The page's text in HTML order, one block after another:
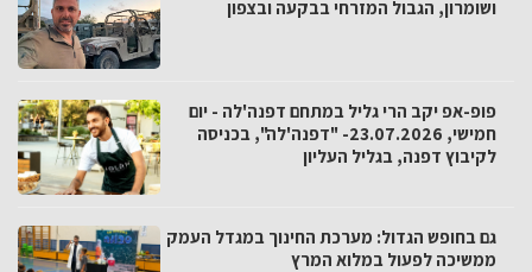
ושומרון, הגבול המזרחי בבקעה ובצפון
פופ-אפ יקב הרי גליל במתחם דפנה'לה - יום
חמישי, 23.07.2026- "דפנה'לה", בכניסה
לקיבוץ דפנה, בגליל העליון
גם בחופש הגדול: מערכת החינוך במגדל העמק
ממשיכה לפעול במלוא המרץ